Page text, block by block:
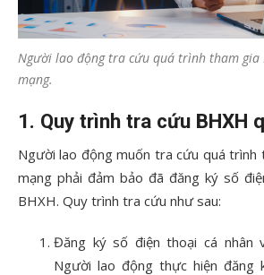
Người lao động tra cứu quá trình tham gia
mạng.
1. Quy trình tra cứu BHXH
Người lao động muốn tra cứu quá trình
mạng phải đảm bảo đã đăng ký số
BHXH. Quy trình tra cứu như sau:
Đăng ký số điện thoại cá nhân
Người lao động thực hiện đăng